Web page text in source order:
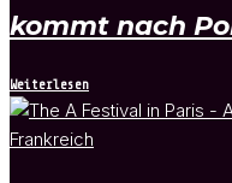
kommt nach
Weiterlesen